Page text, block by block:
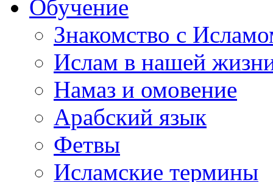
Обучение
Знакомство с
Ислам в нашей
Намаз и омовение
Арабский язык
Фетвы
Исламские термины